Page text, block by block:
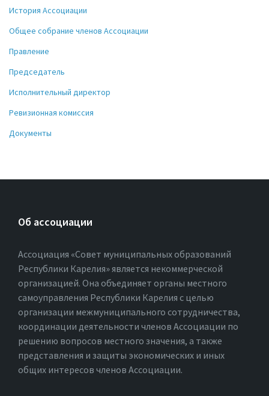
История Ассоциации
Общее собрание членов Ассоциации
Правление
Председатель
Исполнительный директор
Ревизионная комиссия
Документы
Об ассоциации
Ассоциация «Совет муниципальных образований
Республики Карелия» является некоммерческой
организацией. Она объединяет органы местного
самоуправления Республики Карелия с целью
организации межмуниципального сотрудничества,
координации деятельности членов Ассоциации по
решению вопросов местного значения, а также
представления и защиты экономических и иных
общих интересов членов Ассоциации.